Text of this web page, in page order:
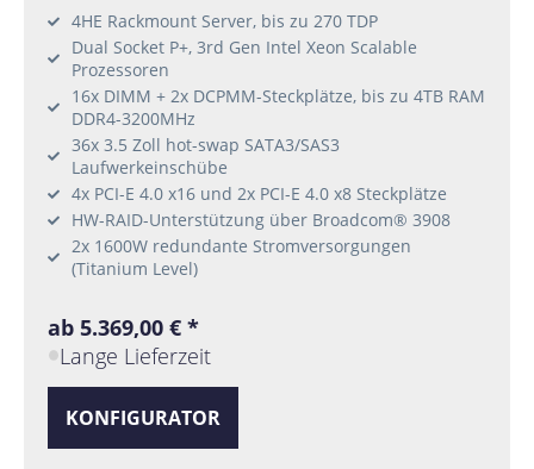
4HE Rackmount Server, bis zu 270 TDP
Dual Socket P+, 3rd Gen Intel Xeon Scalable
Prozessoren
16x DIMM + 2x DCPMM-Steckplätze, bis zu 4TB RAM
DDR4-3200MHz
36x 3.5 Zoll hot-swap SATA3/SAS3
Laufwerkeinschübe
4x PCI-E 4.0 x16 und 2x PCI-E 4.0 x8 Steckplätze
HW-RAID-Unterstützung über Broadcom® 3908
2x 1600W redundante Stromversorgungen
(Titanium Level)
ab 5.369,00 € *
Lange Lieferzeit
KONFIGURATOR